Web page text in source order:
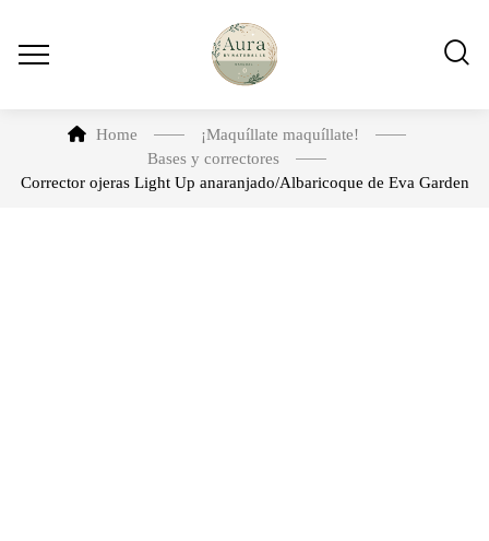
Home
¡Maquíllate maquíllate!
Bases y correctores
Corrector ojeras Light Up anaranjado/Albaricoque de Eva Garden